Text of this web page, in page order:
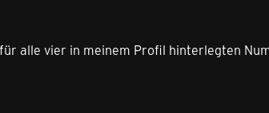
alle vier in meinem Profil hinterlegten